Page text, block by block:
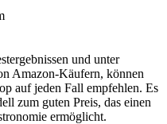
und unter
Amazon-Käufern, können
auf jeden Fall empfehlen. Es
zum guten Preis, das einen
ermöglicht.